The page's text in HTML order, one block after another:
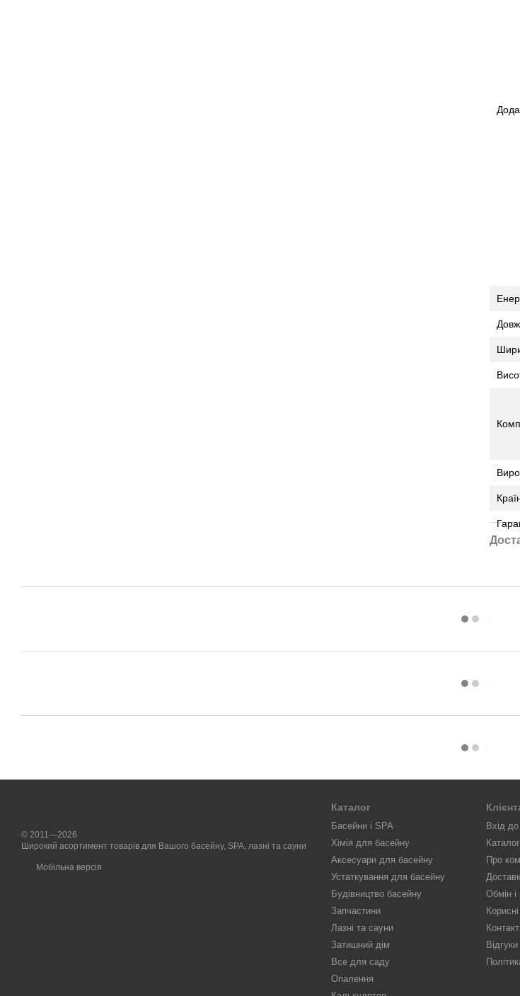
© 2011—2026
Широкий асортимент товарів для Вашого басейну, SPA, лазні та сауни
Мобільна версія
Каталог
Басейни і SPA
Хімія для басейну
Аксесуари для басейну
Устаткування для басейну
Будівництво басейну
Запчастини
Лазні та сауни
Затишний дім
Все для саду
Опалення
Вхід до
Каталог
Про
Обмін і